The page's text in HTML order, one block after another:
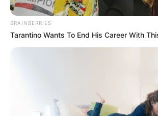
¡Prepárese! Habrá cortes de
Sincelejo, Coveñas, Corozal
municipios de Sucre este
BRAINBERRIES
Tarantino Wants To End His Career With